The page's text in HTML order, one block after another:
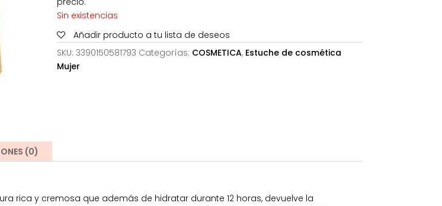
Sin existencias
Añadir producto a tu lista de deseos
SKU: 3390150581793 Categorías: COSMETICA, Estuche de cosmética
Mujer
(0)
rica y cremosa que además de hidratar durante 12 horas, devuelve la